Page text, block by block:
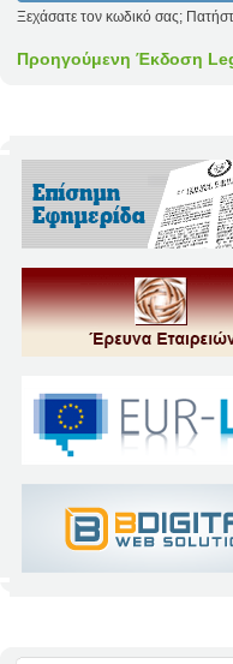
Ξεχάσατε τον κωδικό σας;
Προηγούμενη Έκδοση